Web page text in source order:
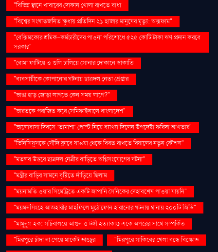
"বিভিন্ন স্থানে খাবারের দোকান খোলা রাখতে বাধা
"বিশ্বের সংঘাতজনিত ক্ষুধায় প্রতিদিন ২১ হাজার মানুষের মৃত্যু: অক্সফাম"
"বেক্সিমকোর শ্রমিক-কর্মচারীদের পাওনা পরিশোধে ৫২৫ কোটি টাকা ঋণ প্রদান করবে
সরকার"
"বোমা ফাটিয়ে ও গুলি চালিয়ে সোনার দোকানে ডাকাতি
"ব্যবসায়ীকে কোপানোর ঘটনায় ছাত্রদল নেতা গ্রেপ্তার
"ভাঙা হাড় জোড়া লাগতে কেন সময় লাগে?"
"ভারতকে পরাজিত করে সেমিফাইনালে বাংলাদেশ"
"ভালোবাসা দিবসে ‘তামাশা’ পোস্ট নিয়ে ব্যাখ্যা দিলেন উপদেষ্টা ফরিদা আখতার"
"ভিনিসিয়ুসকে সৌদি ক্লাবে যাওয়া থেকে বিরত রাখতে রিয়ালের নতুন কৌশল"
"মতলব উত্তরে ছাত্রদল নেত্রীর বাড়িতে অগ্নিসংযোগের ঘটনা"
"মন্ত্রীর বাড়ির সামনে বৃষ্টিতে দাঁড়িয়ে ছিলাম
"ময়নামতি ওয়ার সিমেট্রিতে একটি জাপানি সৈনিকের দেহাবশেষ পাওয়া যায়নি"
"ময়মনসিংহে আজহারীর মাহফিলে মুঠোফোন হারানোর ঘটনায় থানায় ২০০টি জিডি"
"মামুনুল হক: সচিবালয়ে আগুন ও টঙ্গী হত্যাকাণ্ড একে অপরের সাথে সম্পর্কিত
"মিরপুরে চাঁদা না পেয়ে মার্কেট ভাঙচুর
"মিরপুরে সাকিবের খেলা বন্ধে বিক্ষোভ